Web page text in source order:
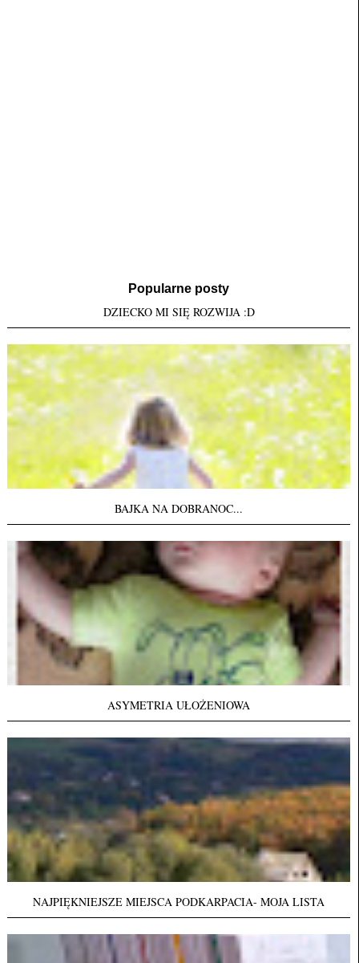
Popularne posty
DZIECKO MI SIĘ ROZWIJA :D
BAJKA NA DOBRANOC...
ASYMETRIA UŁOŻENIOWA
NAJPIĘKNIEJSZE MIEJSCA PODKARPACIA- MOJA LISTA